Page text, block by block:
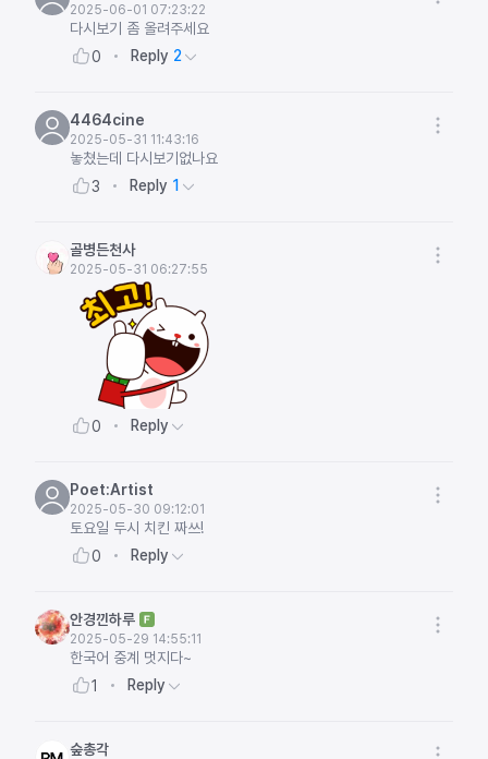
2025-06-01 07:23:22
다시보기 좀 올려주세요
0
Reply 2
4464cine
2025-05-31 11:43:16
놓쳤는데 다시보기없나요
3
Reply 1
골병든천사
2025-05-31 06:27:55
0 Reply
Poet:Artist
2025-05-30 09:12:01
토요일 두시 치킨 짜쓰!
0
Reply
안경낀하루
2025-05-29 14:55:11
한국어 중계 멋지다~
1
Reply
숲총각